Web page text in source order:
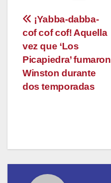
Navegación
de
entradas
¡Yabba-dabba-
cof cof cof! Aquella
vez que ‘Los
Picapiedra’ fumaron
Winston durante
dos temporadas